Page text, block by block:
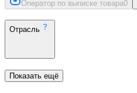
Оператор по выписке товара0
Отрасль
Показать ещё